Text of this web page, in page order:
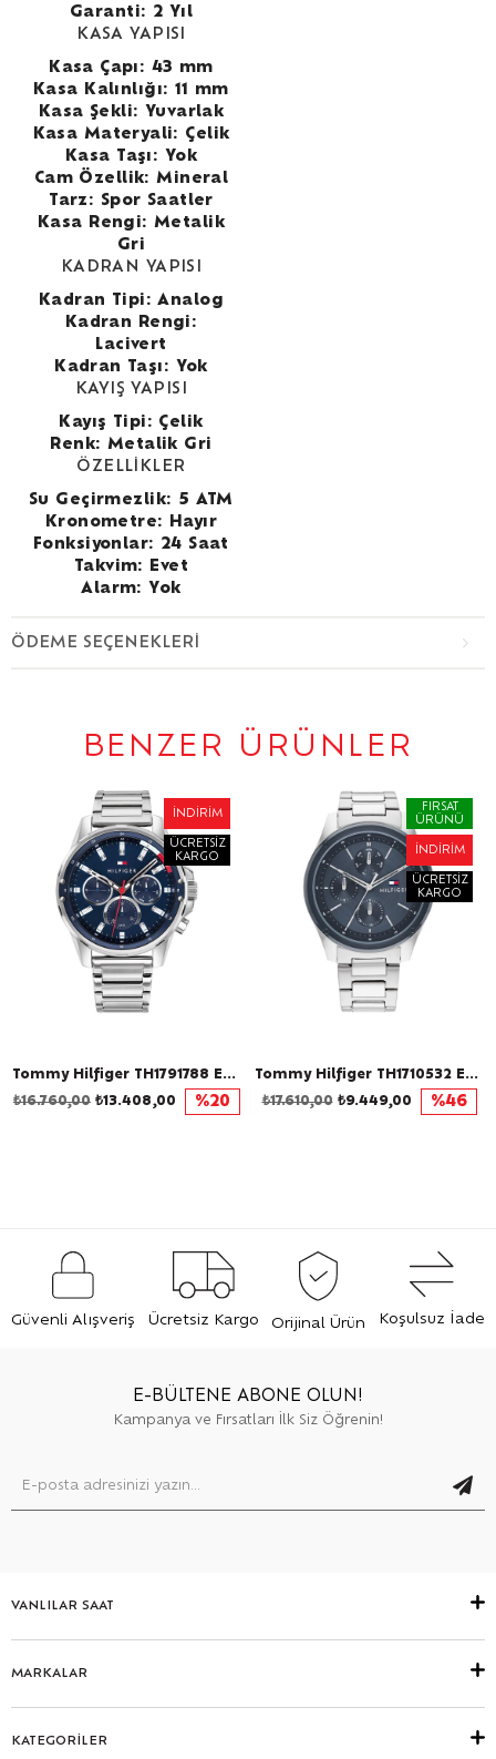
Garanti: 2 Yıl
KASA YAPISI
Kasa Çapı: 43 mm
Kasa Kalınlığı: 11 mm
Kasa Şekli: Yuvarlak
Kasa Materyali: Çelik
Kasa Taşı: Yok
Cam Özellik: Mineral
Tarz: Spor Saatler
Kasa Rengi: Metalik
Gri
KADRAN YAPISI
Kadran Tipi: Analog
Kadran Rengi:
Lacivert
Kadran Taşı: Yok
KAYIŞ YAPISI
Kayış Tipi: Çelik
Renk: Metalik Gri
ÖZELLİKLER
Su Geçirmezlik: 5 ATM
Kronometre: Hayır
Fonksiyonlar: 24 Saat
Takvim: Evet
Alarm: Yok
ÖDEME SEÇENEKLERI
BENZER ÜRÜNLER
Tommy Hilfiger TH1791788 Erkek Kol Saati
İNDIRIM
ÜCRETSIZ
KARGO
₺13.408,00
₺16.760,00 %20
Tommy Hilfiger TH1710532 Erkek Kol Saati
FIRSAT
ÜRÜNÜ
İNDIRIM
ÜCRETSIZ
KARGO
₺9.449,00
₺17.610,00 %46
Güvenli Alışveriş Ücretsiz Kargo Orijinal Ürün Koşulsuz İade
E-BÜLTENE ABONE OLUN!
Kampanya ve Fırsatları İlk Siz Öğrenin!
VANLILAR SAAT
MARKALAR
KATEGORİLER